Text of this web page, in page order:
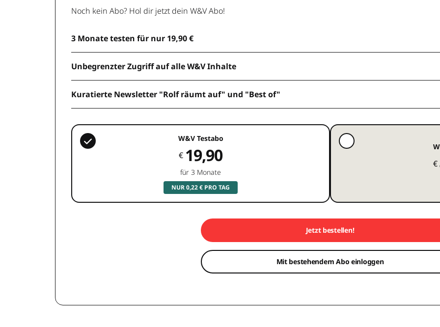
Noch kein Abo? Hol dir jetzt dein W&V Abo!
3 Monate testen für nur 19,90 €
Unbegrenzter Zugriff auf alle W&V Inhalte
Kuratierte Newsletter "Rolf räumt auf" und "Best of"
W&V Testabo
€ 19,90
für 3 Monate
NUR 0,22 € PRO TAG
€
Jetzt bestellen!
Mit bestehendem Abo einloggen